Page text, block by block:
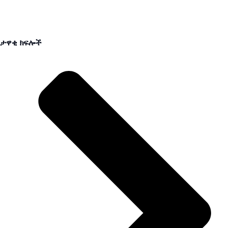
ታዋቂ ክፍሎች